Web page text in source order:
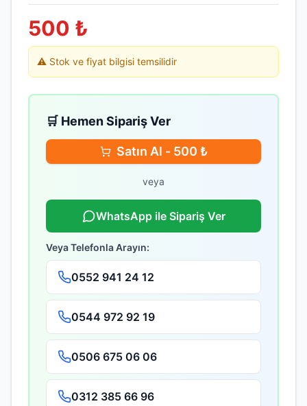
500 ₺
⚠️ Stok ve fiyat bilgisi temsilidir
🛒 Hemen Sipariş Ver
Satın Al - 500 ₺
veya
WhatsApp ile Sipariş Ver
Veya Telefonla Arayın:
0552 941 24 12
0544 972 92 19
0506 675 06 06
0312 385 66 96